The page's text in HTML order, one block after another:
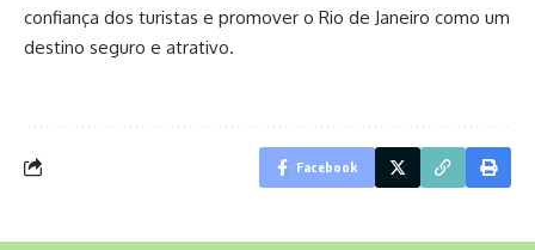
confiança dos turistas e promover o Rio de Janeiro como um
destino seguro e atrativo.
Facebook